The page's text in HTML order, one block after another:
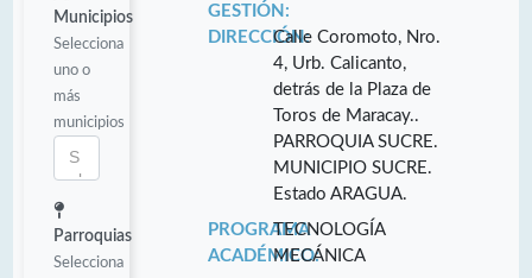
Municipios
Selecciona
uno o
más
municipios
Parroquias
Selecciona
GESTIÓN:
DIRECCIÓN:Calle Coromoto, Nro.
4, Urb. Calicanto,
detrás de la Plaza de
Toros de Maracay..
PARROQUIA SUCRE.
MUNICIPIO SUCRE.
Estado ARAGUA.
PROGRAMA
ACADÉMICO:
TECNOLOGÍA
MECÁNICA